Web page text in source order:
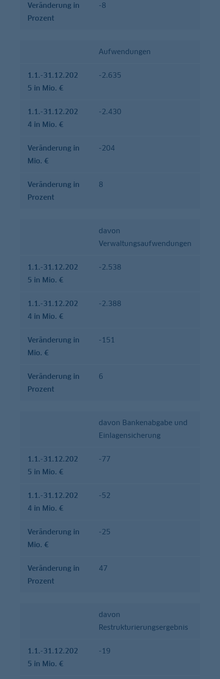
Verände­rung in
Prozent
-8
Aufwendungen
1.1.-31.12.202
5 in Mio. €
-2.635
1.1.-31.12.202
4 in Mio. €
-2.430
Verände­rung in
Mio. €
-204
Verände­rung in
Prozent
8
davon
Verwaltungsaufwendungen
1.1.-31.12.202
5 in Mio. €
-2.538
1.1.-31.12.202
4 in Mio. €
-2.388
Verände­rung in
Mio. €
-151
Verände­rung in
Prozent
6
davon Bankenabgabe und
Einlagensicherung
1.1.-31.12.202
5 in Mio. €
-77
1.1.-31.12.202
4 in Mio. €
-52
Verände­rung in
Mio. €
-25
Verände­rung in
Prozent
47
davon
Restrukturierungsergebnis
1.1.-31.12.202
5 in Mio. €
-19